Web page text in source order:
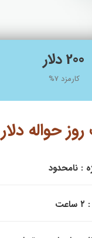
200 دلار
کارمزد 7%
حواله دلار
: نامحدود